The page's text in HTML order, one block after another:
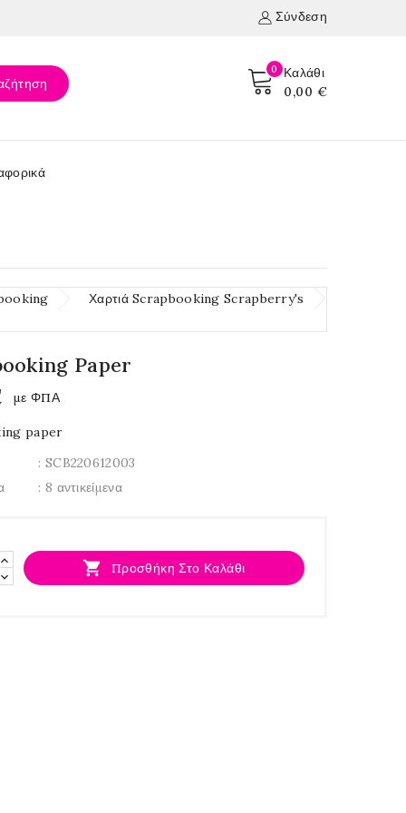
Σύνδεση
0
Καλάθι
0,00 €
Χαρτιά Scrapbooking Scrapberry's
Paper
με ΦΠΑ
paper
: SCB220612003
: 8 αντικείμενα
 Προσθήκη Στο Καλάθι